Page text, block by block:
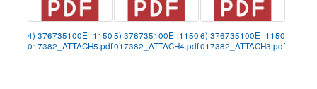
4) 376735100E_1150
017382_ATTACH5.pdf
5) 376735100E_1150
017382_ATTACH4.pdf
6) 376735100E_1150
017382_ATTACH3.pdf